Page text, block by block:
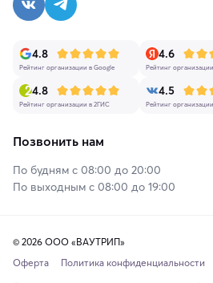
4.8
Рейтинг организации в Google
4.6
Рейтинг
4.8
Рейтинг организации в 2ГИС
4.5
Рейтинг
Позвонить нам
По будням с 08:00 до 20:00
По выходным с 08:00 до 19:00
© 2026 ООО «ВАУТРИП»
Оферта
Политика конфиденциальности